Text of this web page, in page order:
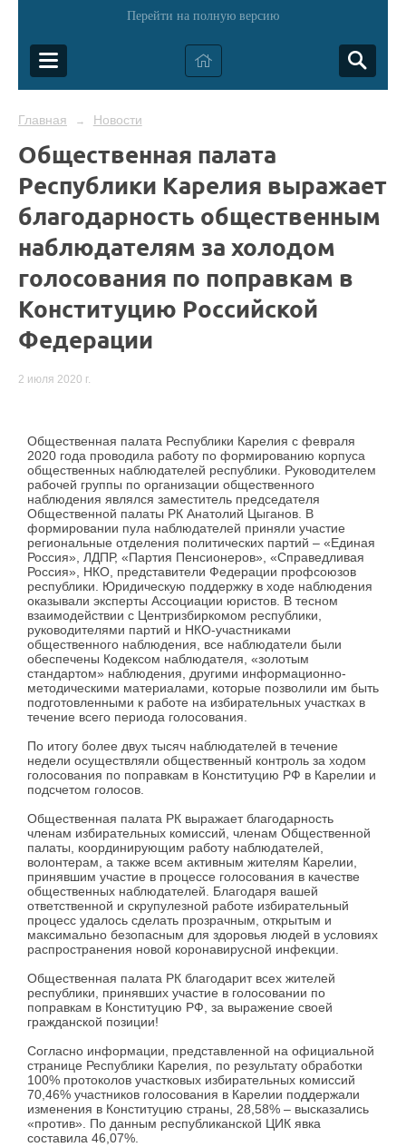
Перейти на полную версию
Главная → Новости
Общественная палата
Республики Карелия выражает
благодарность общественным
наблюдателям за холодом
голосования по поправкам в
Конституцию Российской
Федерации
2 июля 2020 г.
Общественная палата Республики Карелия с февраля
2020 года проводила работу по формированию корпуса
общественных наблюдателей республики. Руководителем
рабочей группы по организации общественного
наблюдения являлся заместитель председателя
Общественной палаты РК Анатолий Цыганов. В
формировании пула наблюдателей приняли участие
региональные отделения политических партий – «Единая
Россия», ЛДПР, «Партия Пенсионеров», «Справедливая
Россия», НКО, представители Федерации профсоюзов
республики. Юридическую поддержку в ходе наблюдения
оказывали эксперты Ассоциации юристов. В тесном
взаимодействии с Центризбиркомом республики,
руководителями партий и НКО-участниками
общественного наблюдения, все наблюдатели были
обеспечены Кодексом наблюдателя, «золотым
стандартом» наблюдения, другими информационно-
методическими материалами, которые позволили им быть
подготовленными к работе на избирательных участках в
течение всего периода голосования.
По итогу более двух тысяч наблюдателей в течение
недели осуществляли общественный контроль за ходом
голосования по поправкам в Конституцию РФ в Карелии и
подсчетом голосов.
Общественная палата РК выражает благодарность
членам избирательных комиссий, членам Общественной
палаты, координирующим работу наблюдателей,
волонтерам, а также всем активным жителям Карелии,
принявшим участие в процессе голосования в качестве
общественных наблюдателей. Благодаря вашей
ответственной и скрупулезной работе избирательный
процесс удалось сделать прозрачным, открытым и
максимально безопасным для здоровья людей в условиях
распространения новой коронавирусной инфекции.
Общественная палата РК благодарит всех жителей
республики, принявших участие в голосовании по
поправкам в Конституцию РФ, за выражение своей
гражданской позиции!
Согласно информации, представленной на официальной
странице Республики Карелия, по результату обработки
100% протоколов участковых избирательных комиссий
70,46% участников голосования в Карелии поддержали
изменения в Конституцию страны, 28,58% – высказались
«против». По данным республиканской ЦИК явка
составила 46,07%.